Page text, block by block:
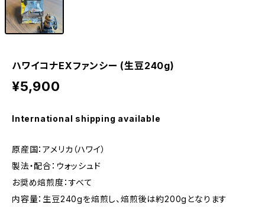
ハワイコナEXファンシー (生豆240g)
¥5,900
International shipping available
原産国：アメリカ（ハワイ）
製法・配合：ウォッシュド
お奨め焙煎度：すべて
内容量：生豆240gを焙煎し、焙煎後は約200gとなります